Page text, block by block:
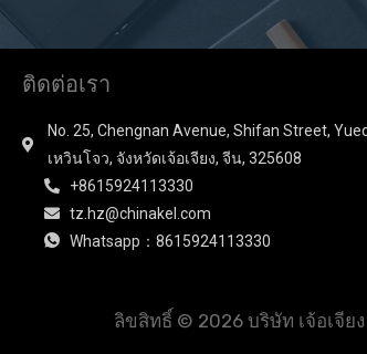
ติดต่อเรา
No. 25, Chengnan Avenue, Shifan Street,
เหวินโจว, จังหวัดเจ้อเจียง, จีน, 325608
+8615924113330
tz.hz@chinakel.com
Whatsapp：8615924113330
ลิขสิทธิ์ © 2026 บริษัท เจ้อเจีย